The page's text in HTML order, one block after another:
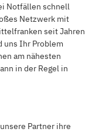
Notfällen schnell
Netzwerk mit
seit Jahren
uns Ihr Problem
am nähesten
in der Regel in
Partner ihre